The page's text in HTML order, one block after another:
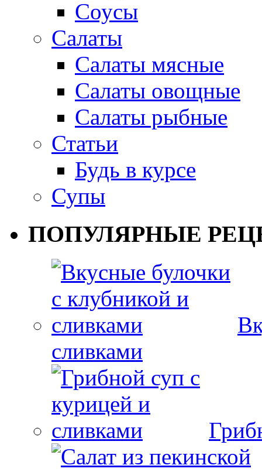
Соусы
Салаты
Салаты мясные
Салаты овощные
Салаты рыбные
Статьи
Будь в курсе
Супы
ПОПУЛЯРНЫЕ
сливками